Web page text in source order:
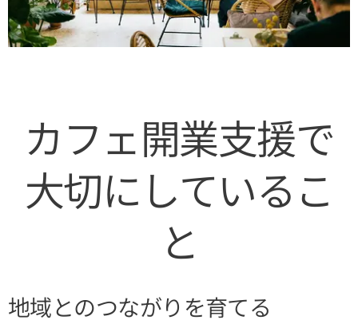
カフェ開業支援で
大切にしているこ
と
地域とのつながりを育てる